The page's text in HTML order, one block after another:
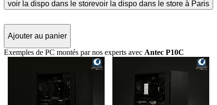
voir la dispo dans le storevoir la dispo dans le store à Paris
Ajouter au panier
Exemples de PC montés par nos experts avec Antec P10C